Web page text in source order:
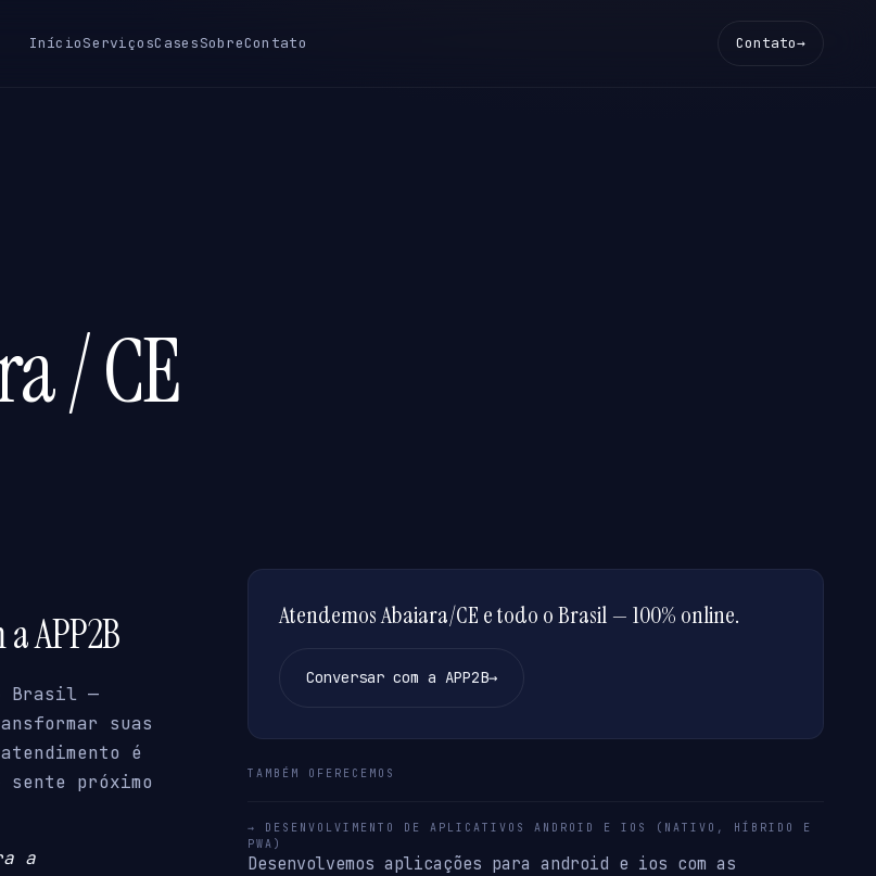
InícioServiçosCasesSobreContato Contato→
/ CE
APP2B
Brasil —
suas
é
sente próximo
a
Atendemos Abaiara/CE e todo o Brasil — 100% online.
Conversar com a APP2B→
TAMBÉM OFERECEMOS
→ DESENVOLVIMENTO DE APLICATIVOS ANDROID E IOS (NATIVO, HÍBRIDO E
PWA)
Desenvolvemos aplicações para android e ios com as